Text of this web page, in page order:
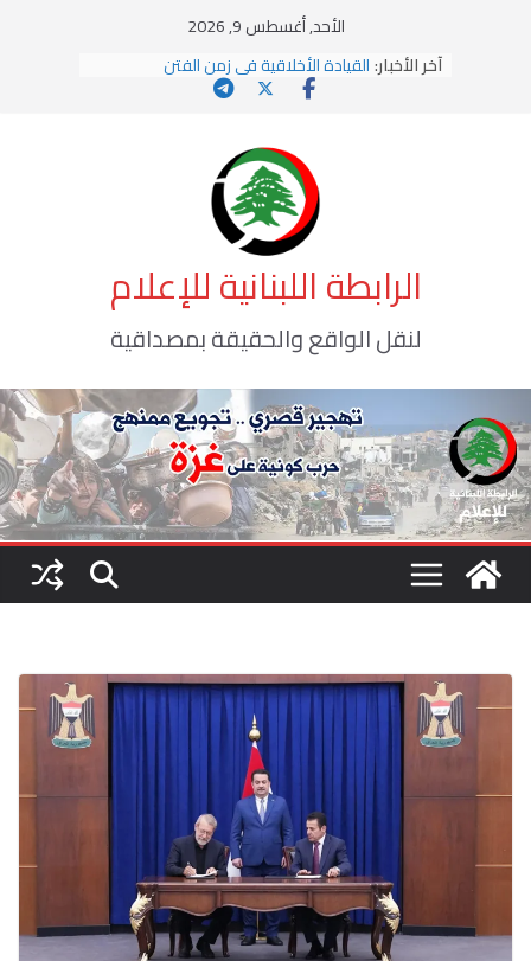
الأحد, أغسطس 9, 2026
آخر الأخبار:القيادة الأخلاقية في زمن الفتن
الاستلاب الثقافي وتحديات الهوية الإسلامية
يومَ يَفيضُ العَرَقُ
الرابطة اللبنانية للإعلام
لنقل الواقع والحقيقة بمصداقية